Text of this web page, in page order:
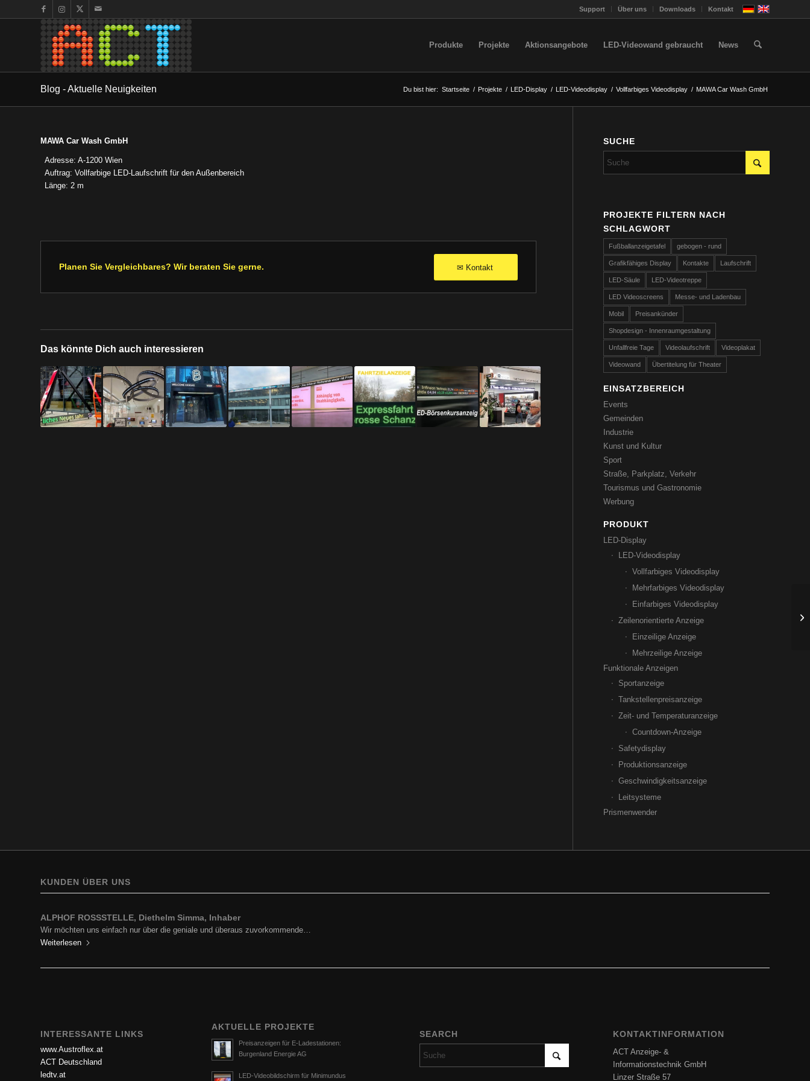
Support Über uns Downloads Kontakt
Produkte Projekte Aktionsangebote LED-Videowand gebraucht News
Blog - Aktuelle Neuigkeiten Du bist hier: Startseite / Projekte / LED-Display / LED-Videodisplay / Vollfarbiges Videodisplay / MAWA Car Wash GmbH
MAWA Car Wash GmbH
Adresse: A-1200 Wien
Auftrag: Vollfarbige LED-Laufschrift für den Außenbereich
Länge: 2 m
Planen Sie Vergleichbares? Wir beraten Sie gerne. ✉ Kontakt
Das könnte Dich auch interessieren
SUCHE
PROJEKTE FILTERN NACH
SCHLAGWORT
Fußballanzeigetafel gebogen - rund
Grafikfähiges Display Kontakte Laufschrift
LED-Säule LED-Videotreppe
LED Videoscreens Messe- und Ladenbau
Mobil Preisankünder
Shopdesign - Innenraumgestaltung
Unfallfreie Tage Videolaufschrift Videoplakat
Videowand Übertitelung für Theater
EINSATZBEREICH
Events
Gemeinden
Industrie
Kunst und Kultur
Sport
Straße, Parkplatz, Verkehr
Tourismus und Gastronomie
Werbung
PRODUKT
LED-Display
LED-Videodisplay
Vollfarbiges Videodisplay
Mehrfarbiges Videodisplay
Einfarbiges Videodisplay
Zeilenorientierte Anzeige
Einzeilige Anzeige
Mehrzeilige Anzeige
Funktionale Anzeigen
Sportanzeige
Tankstellenpreisanzeige
Zeit- und Temperaturanzeige
Countdown-Anzeige
Safetydisplay
Produktionsanzeige
Geschwindigkeitsanzeige
Leitsysteme
Prismenwender
KUNDEN ÜBER UNS
ALPHOF ROSSSTELLE, Diethelm Simma, Inhaber
Wir möchten uns einfach nur über die geniale und überaus zuvorkommende…
Weiterlesen
INTERESSANTE LINKS
www.Austroflex.at
ACT Deutschland
ledtv.at
AKTUELLE PROJEKTE
Preisanzeigen für E-Ladestationen:
Burgenland Energie AG
LED-Videobildschirm für Minimundus
SEARCH KONTAKTINFORMATION
ACT Anzeige- &
Informationstechnik GmbH
Linzer Straße 57